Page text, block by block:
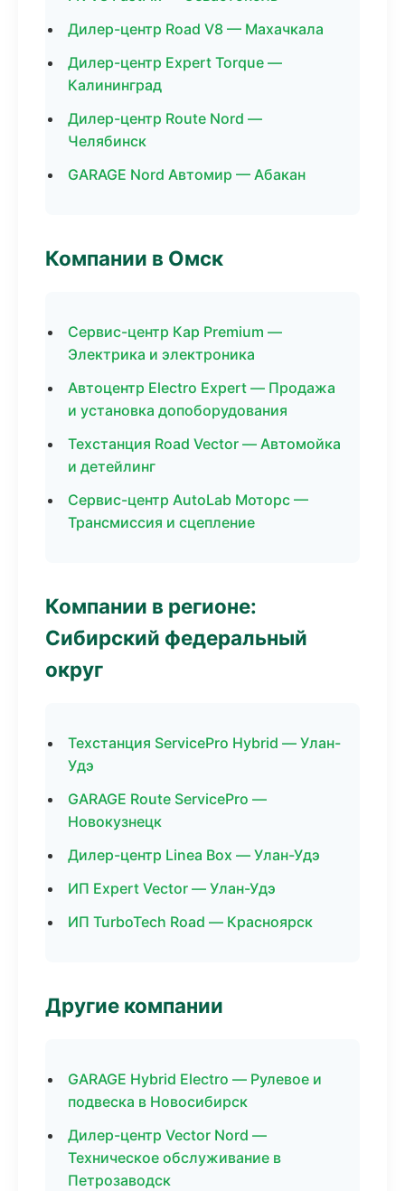
Дилер-центр Road V8 — Махачкала
Дилер-центр Expert Torque —
Калининград
Дилер-центр Route Nord —
Челябинск
GARAGE Nord Автомир — Абакан
Компании в Омск
Сервис-центр Кар Premium —
Электрика и электроника
Автоцентр Electro Expert — Продажа
и установка допоборудования
Техстанция Road Vector — Автомойка
и детейлинг
Сервис-центр AutoLab Моторс —
Трансмиссия и сцепление
Компании в регионе:
Сибирский федеральный
округ
Техстанция ServicePro Hybrid — Улан-
Удэ
GARAGE Route ServicePro —
Новокузнецк
Дилер-центр Linea Box — Улан-Удэ
ИП Expert Vector — Улан-Удэ
ИП TurboTech Road — Красноярск
Другие компании
GARAGE Hybrid Electro — Рулевое и
подвеска в Новосибирск
Дилер-центр Vector Nord —
Техническое обслуживание в
Петрозаводск